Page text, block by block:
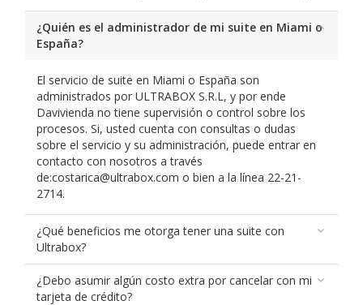
¿Quién es el administrador de mi suite en Miami o
España?
El servicio de suite en Miami o España son
administrados por ULTRABOX S.R.L, y por ende
Davivienda no tiene supervisión o control sobre los
procesos. Si, usted cuenta con consultas o dudas
sobre el servicio y su administración, puede entrar en
contacto con nosotros a través
de:costarica@ultrabox.com o bien a la línea 22-21-
2714.
¿Qué beneficios me otorga tener una suite con
Ultrabox?
¿Debo asumir algún costo extra por cancelar con mi
tarjeta de crédito?